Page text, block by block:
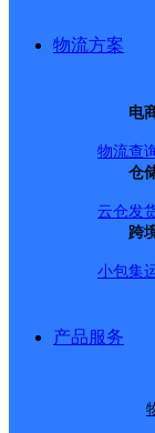
物流方案
电
物流查
仓
云仓发
跨
小包集
产品服务
所属快递：速
所属区域：四
网点地址：四
网点负责人：